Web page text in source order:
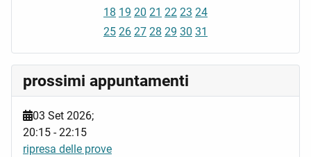
18 19 20 21 22 23 24
25 26 27 28 29 30 31
prossimi appuntamenti
03 Set 2026;
20:15 -22:15
ripresa delle prove